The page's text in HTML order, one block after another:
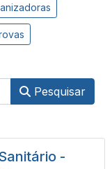
Pesquisar
-